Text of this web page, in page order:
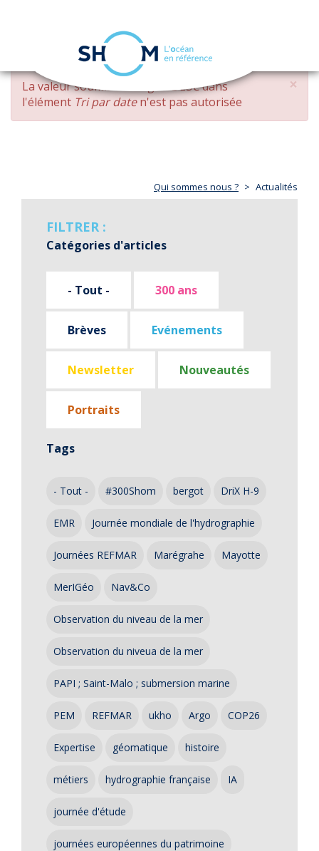
Aller
contenu
principal
navigation
×
MESSAGE
D'ERREUR
La valeur soumise changed DESCdans
l'élément Tri par daten'est pas autorisée
Qui sommes nous ? Actualités
FILTRER :
Catégories d'articles
- Tout - 300 ans
Brèves Evénements
Newsletter Nouveautés
Portraits
Tags
- Tout - #300Shom bergot DriX H-9
EMR Journée mondiale de l'hydrographie
Journées REFMAR Marégrahe Mayotte
MerIGéo Nav&Co
Observation du niveau de la mer
Observation du niveua de la mer
PAPI ; Saint-Malo ; submersion marine
PEM REFMAR ukho Argo COP26
Expertise géomatique histoire
métiers hydrographie française IA
journée d'étude
journées européennes du patrimoine